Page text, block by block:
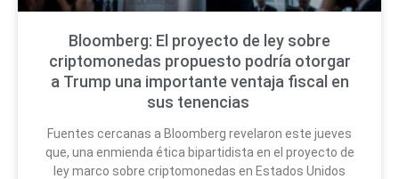
Bloomberg: El proyecto de ley sobre
criptomonedas propuesto podría otorgar
a Trump una importante ventaja fiscal en
sus tenencias
Fuentes cercanas a Bloomberg revelaron este jueves
que, una enmienda ética bipartidista en el proyecto de
ley marco sobre criptomonedas en Estados Unidos